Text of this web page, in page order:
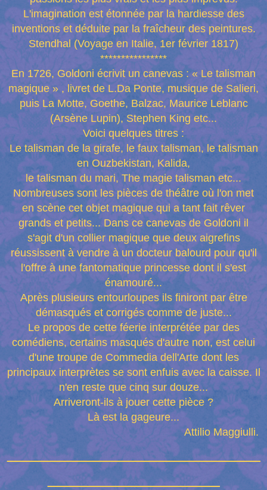
L'imagination est étonnée par la hardiesse des
inventions et déduite par la fraîcheur des peintures.
Stendhal (Voyage en Italie, 1er février 1817)
****************
En 1726, Goldoni écrivit un canevas : « Le talisman
magique » , livret de L.Da Ponte, musique de Salieri,
puis La Motte, Goethe, Balzac, Maurice Leblanc
(Arsène Lupin), Stephen King etc...
Voici quelques titres :
Le talisman de la girafe, le faux talisman, le talisman
en Ouzbekistan, Kalida,
le talisman du mari, The magie talisman etc...
Nombreuses sont les pièces de théâtre où l'on met
en scène cet objet magique qui a tant fait rêver
grands et petits... Dans ce canevas de Goldoni il
s'agit d'un collier magique que deux aigrefins
réussissent à vendre à un docteur balourd pour qu'il
l'offre à une fantomatique princesse dont il s'est
énamouré...
Après plusieurs entourloupes ils finiront par être
démasqués et corrigés comme de juste...
Le propos de cette féerie interprétée par des
comédiens, certains masqués d'autre non, est celui
d'une troupe de Commedia dell'Arte dont les
principaux interprètes se sont enfuis avec la caisse. Il
n'en reste que cinq sur douze...
Arriveront-ils à jouer cette pièce ?
Là est la gageure...
Attilio Maggiulli.
_________________________
_________________